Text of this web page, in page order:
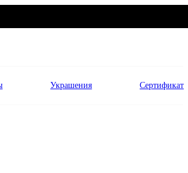
Украшения Сертификат